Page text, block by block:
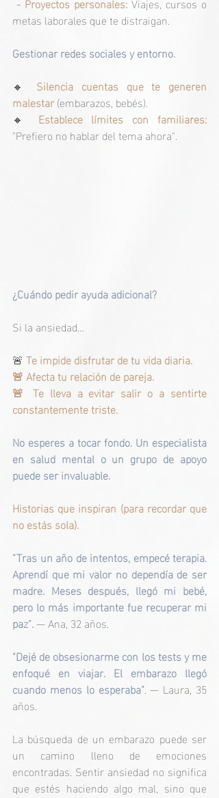
metas laborales que te distraigan.
Gestionar redes sociales y entorno.
🔸
Silencia cuentas que te generen
malestar(embarazos, bebés).
🔸
"Prefiero no hablar del tema ahora".
¿Cuándo pedir ayuda adicional?
Si la ansiedad…
🚨 Te impide disfrutar de tu vida diaria.
🚨 Afecta tu relación de pareja.
🚨 Te lleva a evitar salir o a sentirte
constantemente triste.
No esperes a tocar fondo. Un especialista
en salud mental o un grupo de apoyo
puede ser invaluable.
Historias que inspiran (para recordar que
no estás sola).
"Tras un año de intentos, empecé terapia.
Aprendí que mi valor no dependía de ser
madre. Meses después, llegó mi bebé,
pero lo más importante fue recuperar mi
paz". — Ana, 32 años.
"Dejé de obsesionarme con los tests y me
enfoqué en viajar. El embarazo llegó
cuando menos lo esperaba". — Laura, 35
años.
La búsqueda de un embarazo puede ser
un camino lleno de emociones
encontradas. Sentir ansiedad no significa
que estés haciendo algo mal, sino que